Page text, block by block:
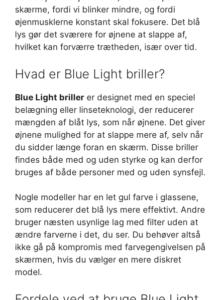
skærme, fordi vi blinker mindre, og fordi
øjenmusklerne konstant skal fokusere. Det blå
lys gør det sværere for øjnene at slappe af,
hvilket kan forværre trætheden, især over tid.
Hvad er Blue Light briller?
Blue Light briller er designet med en speciel
belægning eller linseteknologi, der reducerer
mængden af blåt lys, som når øjnene. Det giver
øjnene mulighed for at slappe mere af, selv når
du sidder længe foran en skærm. Disse briller
findes både med og uden styrke og kan derfor
bruges af både personer med og uden synsfejl.
Nogle modeller har en let gul farve i glassene,
som reducerer det blå lys mere effektivt. Andre
bruger næsten usynlige lag med filter uden at
ændre farverne i det, du ser. Du behøver altså
ikke gå på kompromis med farvegengivelsen på
skærmen, hvis du vælger en mere diskret
model.